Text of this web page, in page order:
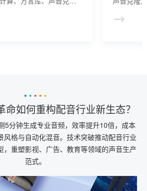
动声音经济向智能化、
多语种及
命如何重构配音行业新生态？
5分钟生成专业音频，效率提升10倍，成本
风格与自动化混音。技术突破推动配音行业
，重塑影视、广告、教育等领域的声音生产
范式。